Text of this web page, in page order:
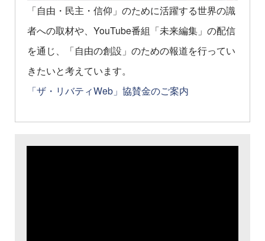
「自由・民主・信仰」のために活躍する世界の識
者への取材や、YouTube番組「未来編集」の配信
を通じ、「自由の創設」のための報道を行ってい
きたいと考えています。
「ザ・リバティWeb」協賛金のご案内